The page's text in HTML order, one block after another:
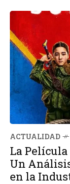
ACTUALIDAD
La
Un
en la